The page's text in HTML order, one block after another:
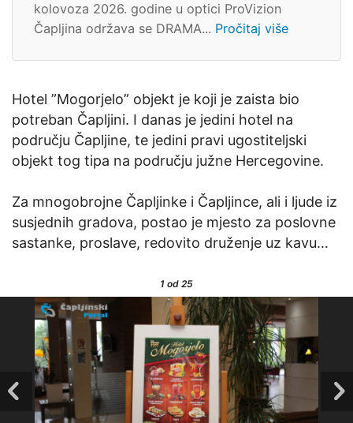
kolovoza 2026. godine u optici ProVizion
Čapljina održava se DRAMA... Pročitaj više
Hotel ”Mogorjelo” objekt je koji je zaista bio
potreban Čapljini. I danas je jedini hotel na
području Čapljine, te jedini pravi ugostiteljski
objekt tog tipa na području južne Hercegovine.
Za mnogobrojne Čapljinke i Čapljince, ali i ljude iz
susjednih gradova, postao je mjesto za poslovne
sastanke, proslave, redovito druženje uz kavu…
1 od 25